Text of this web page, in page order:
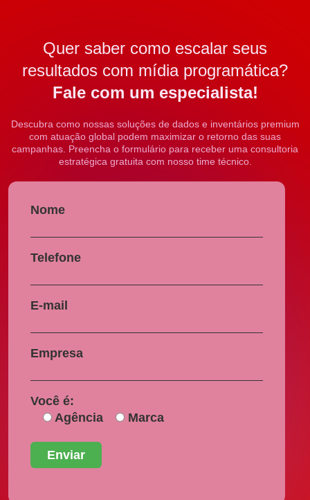
Quer saber como escalar seus
resultados com mídia programática?
Fale com um especialista!
Descubra como nossas soluções de dados e inventários premium
com atuação global podem maximizar o retorno das suas
campanhas. Preencha o formulário para receber uma consultoria
estratégica gratuita com nosso time técnico.
Nome
Telefone
E-mail
Empresa
Você é:
Agência
Marca